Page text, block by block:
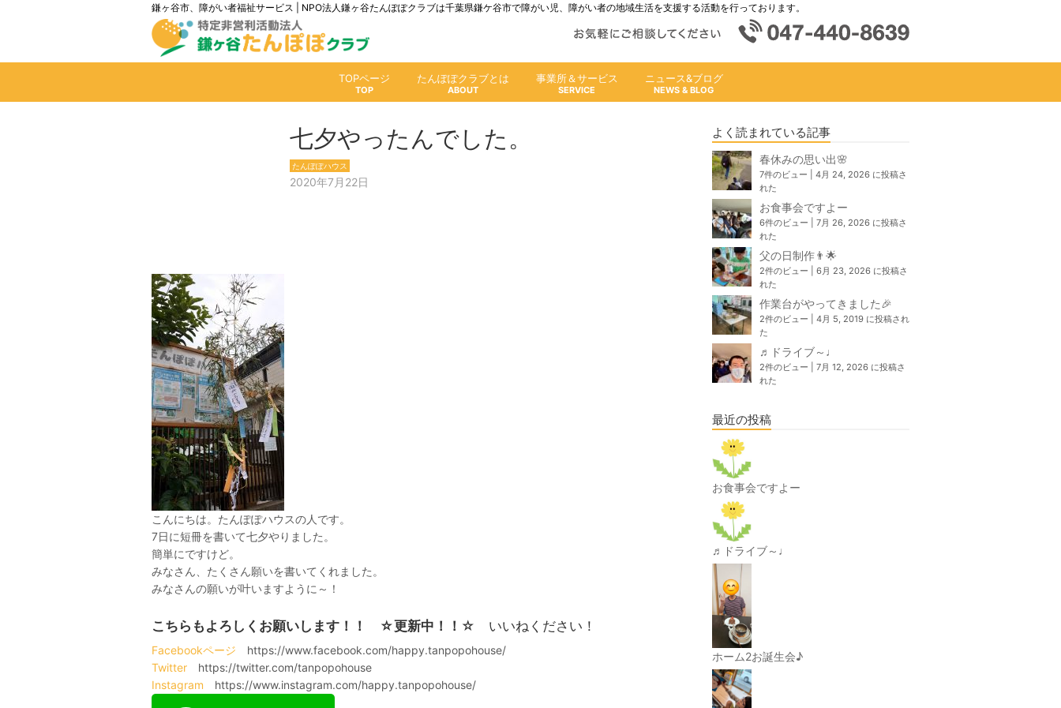
鎌ヶ谷市、障がい者福祉サービス | NPO法人鎌ヶ谷たんぽぽクラブは千葉県鎌ケ谷市で障がい児、障がい者の地域生活を支援する活動を行っております。
TOPページ たんぽぽクラブとは 事業所＆サービス ニュース&ブログ
七夕やったんでした。
たんぽぽハウス
2020年7月22日
こんにちは。たんぽぽハウスの人です。
7日に短冊を書いて七夕やりました。
簡単にですけど。
みなさん、たくさん願いを書いてくれました。
みなさんの願いが叶いますように～！
こちらもよろしくお願いします！！ ☆更新中！！ ☆ いいねください！
Facebookページ https://www.facebook.com/happy.tanpopohouse/
Twitter https://twitter.com/tanpopohouse
Instagram https://www.instagram.com/happy.tanpopohouse/
よく読まれている記事
春休みの思い出🌸
7件のビュー
4月 24, 2026 に投稿さ
れた
お食事会ですよー
6件のビュー
7月 26, 2026 に投稿さ
れた
父の日制作👨🌟
2件のビュー
6月 23, 2026 に投稿さ
れた
作業台がやってきました🎉
2件のビュー
4月 5, 2019 に投稿され
た
♬ドライブ～♩
2件のビュー
7月 12, 2026 に投稿さ
れた
最近の投稿
お食事会ですよー
♬ドライブ～♩
ホーム2お誕生会♪